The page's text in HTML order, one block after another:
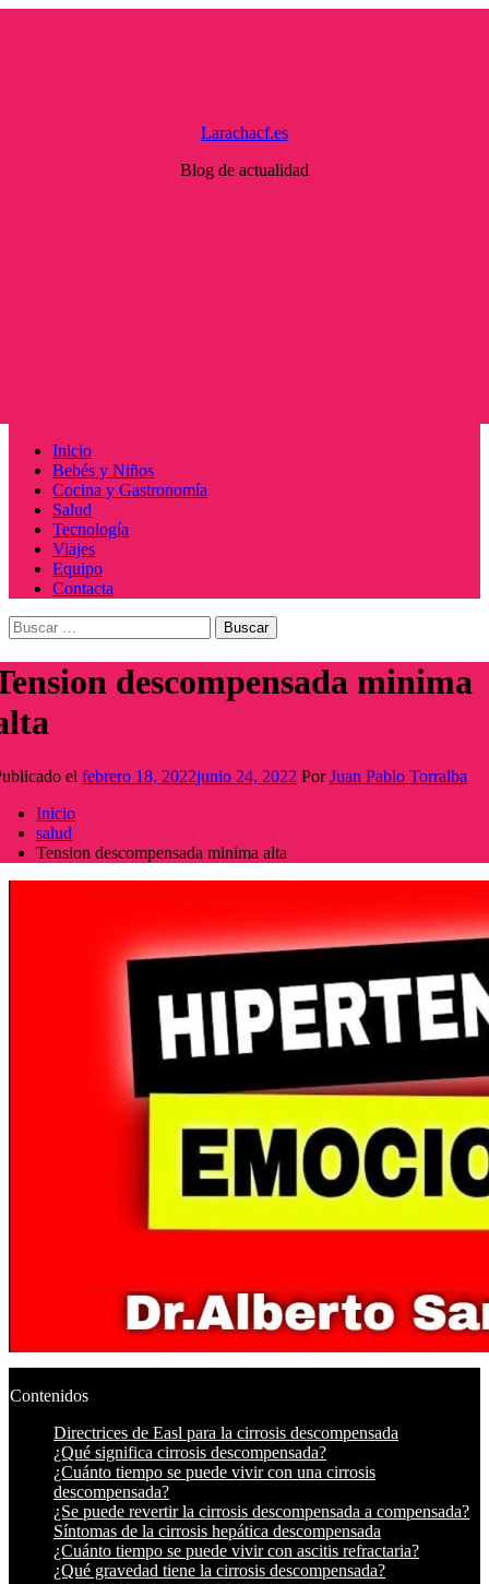
Larachacf.es
Blog de actualidad
Menú
principal
Inicio
Bebés y Niños
Cocina y Gastronomía
Salud
Tecnología
Viajes
Equipo
Contacta
Buscar:
descompensada minima
el febrero 18, 2022junio 24, 2022 PorJuan Pablo Torralba
Inicio
salud
Tension descompensada minima alta
Contenidos
Directrices de Easl para la cirrosis descompensada
¿Qué significa cirrosis descompensada?
¿Cuánto tiempo se puede vivir con una cirrosis
descompensada?
¿Se puede revertir la cirrosis descompensada a compensada?
Síntomas de la cirrosis hepática descompensada
¿Cuánto tiempo se puede vivir con ascitis refractaria?
¿Qué gravedad tiene la cirrosis descompensada?